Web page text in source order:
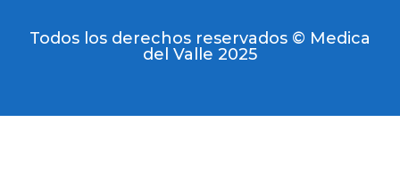
Todos los derechos reservados © Medica
del Valle 2025